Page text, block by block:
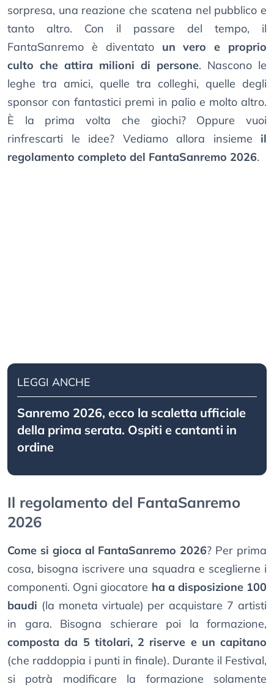
sorpresa, una reazione che scatena nel pubblico e
tanto altro. Con il passare del tempo, il
FantaSanremo è diventato un vero e proprio
culto che attira milioni di persone. Nascono le
leghe tra amici, quelle tra colleghi, quelle degli
sponsor con fantastici premi in palio e molto altro.
È la prima volta che giochi? Oppure vuoi
rinfrescarti le idee? Vediamo allora insieme il
regolamento completo del FantaSanremo 2026.
LEGGI ANCHE
Sanremo 2026, ecco la scaletta ufficiale
della prima serata. Ospiti e cantanti in
ordine
Il regolamento del FantaSanremo
2026
Come si gioca al FantaSanremo 2026? Per prima
cosa, bisogna iscrivere una squadra e sceglierne i
componenti. Ogni giocatore ha a disposizione 100
baudi (la moneta virtuale) per acquistare 7 artisti
in gara. Bisogna schierare poi la formazione,
composta da 5 titolari, 2 riserve e un capitano
(che raddoppia i punti in finale). Durante il Festival,
si potrà modificare la formazione solamente